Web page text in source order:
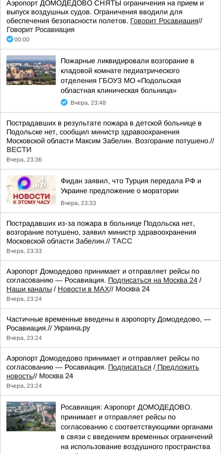
Аэропорт ДОМОДЕДОВО СНЯТЫ ограничения на прием и
выпуск воздушных судов. Ограничения вводили для
обеспечения безопасности полетов. Говорит Росавиация//
Говорит Росавиация
00:00
Пожарные ликвидировали возгорание в
кладовой комнате педиатрического
отделения ГБОУЗ МО «Подольская
областная клиническая больница»
Вчера, 23:48
Пострадавших в результате пожара в детской больнице в
Подольске нет, сообщил министр здравоохранения
Московской области Максим Забелин. Возгорание потушено.//
ВЕСТИ
Вчера, 23:36
Фидан заявил, что Турция передала РФ и
Украине предложение о моратории
Вчера, 23:33
Пострадавших из-за пожара в больнице Подольска нет,
возгорание потушено, заявил министр здравоохранения
Московской области Забелин.// ТАСС
Вчера, 23:33
Аэропорт Домодедово принимает и отправляет рейсы по
согласованию — Росавиация. Подписаться на Москва 24 /
Наши каналы / Новости в MAX// Москва 24
Вчера, 23:24
Частичные временные введены в аэропорту Домодедово, —
Росавиация.// Украина.ру
Вчера, 23:24
Аэропорт Домодедово принимает и отправляет рейсы по
согласованию — Росавиация. Подписаться / Предложить
новость// Москва 24
Вчера, 23:24
Росавиация: Аэропорт ДОМОДЕДОВО.
принимает и отправляет рейсы по
согласованию с соответствующими органами
в связи с введением временных ограничений
на использование воздушного пространства